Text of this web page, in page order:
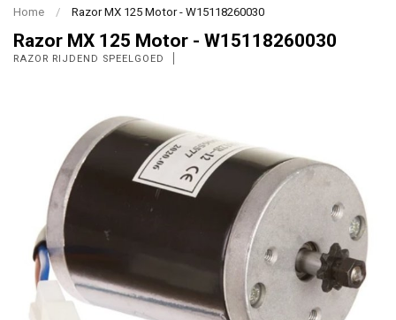
Home / Razor MX 125 Motor - W15118260030
Razor MX 125 Motor - W15118260030
RAZOR RIJDEND SPEELGOED